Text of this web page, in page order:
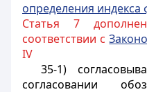
определения индекса
Статья 7
соответствии с
IV
35-1)
согласовании